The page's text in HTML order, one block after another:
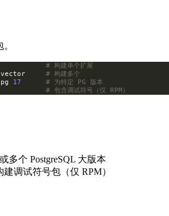
citus # 构建单个扩展
# 构建多个
17
# 为特定 PG 版本
-s # 包含调试符号（仅 RPM）
多个 PostgreSQL 大版本
建调试符号包（仅 RPM）